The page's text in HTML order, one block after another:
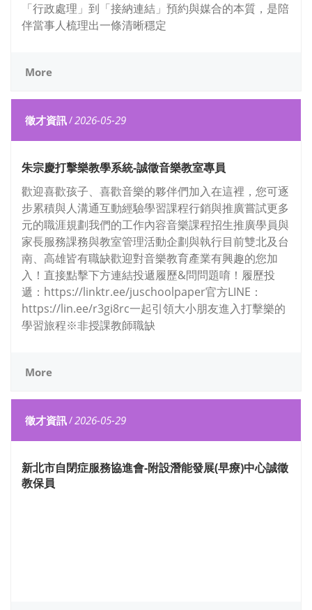
「行政處理」到「接納連結」預約與媒合的本質，是陪
伴當事人梳理出一條清晰穩定
More
徵才資訊/2026-05-29
朱宗慶打擊樂教學系統-誠徵音樂教室專員
歡迎喜歡孩子、喜歡音樂的夥伴們加入在這裡，您可逐
步累積與人溝通互動經驗學習課程行銷與推廣嘗試更多
元的職涯規劃我們的工作內容音樂課程招生推廣學員與
家長服務課務與教室管理活動企劃與執行目前雙北及台
南、高雄皆有職缺歡迎對音樂教育產業有興趣的您加
入！直接點擊下方連結投遞履歷&問問題唷！履歷投
遞：https://linktr.ee/juschoolpaper官方LINE：
https://lin.ee/r3gi8rc一起引領大小朋友進入打擊樂的
學習旅程※非授課教師職缺
More
徵才資訊/2026-05-29
新北市自閉症服務協進會-附設潛能發展(早療)中心誠徵
教保員